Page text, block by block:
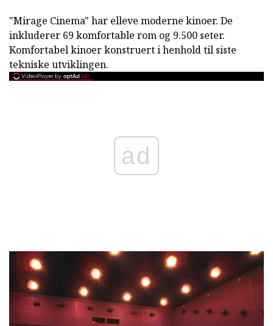
"Mirage Cinema" har elleve moderne kinoer. De
inkluderer 69 komfortable rom og 9.500 seter.
Komfortabel kinoer konstruert i henhold til siste
tekniske utviklingen.
ad